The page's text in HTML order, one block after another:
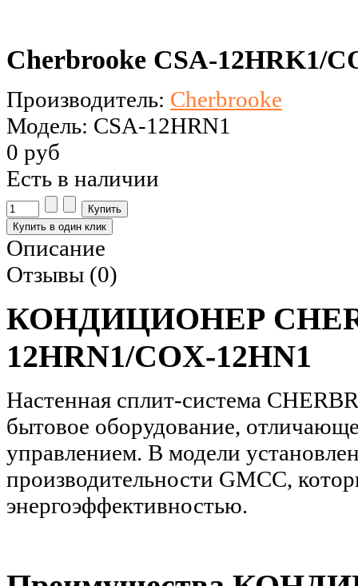
Cherbrooke CSA-12HRK1/
Производитель: Cherbrooke
Модель: CSA-12HRN1
0 руб
Есть в наличии
Описание
Отзывы (0)
КОНДИЦИОНЕР
12HRN1/COX-12HN1
Настенная сплит-система
бытовое оборудование,
управлением. В модели
производительности GMCC,
энергоэффективностью.